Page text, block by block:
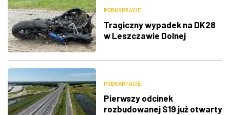
PODKARPACIE
Tragiczny wypadek na DK28
w Leszczawie Dolnej
PODKARPACIE
Pierwszy odcinek
rozbudowanej S19 już otwarty